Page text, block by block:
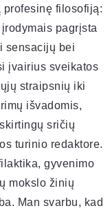
profesinę filosofiją:
pagrįsta
sensacijų bei
įvairius sveikatos
straipsnių iki
išvadomis,
sričių
turinio redaktore.
gyvenimo
mokslo žinių
Man svarbu, kad